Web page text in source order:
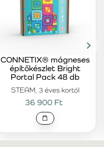
STEAM, 3 éves kortól
CONNETIX® mágneses
építőkészlet Bright
Portal Pack 48 db
36 900 Ft